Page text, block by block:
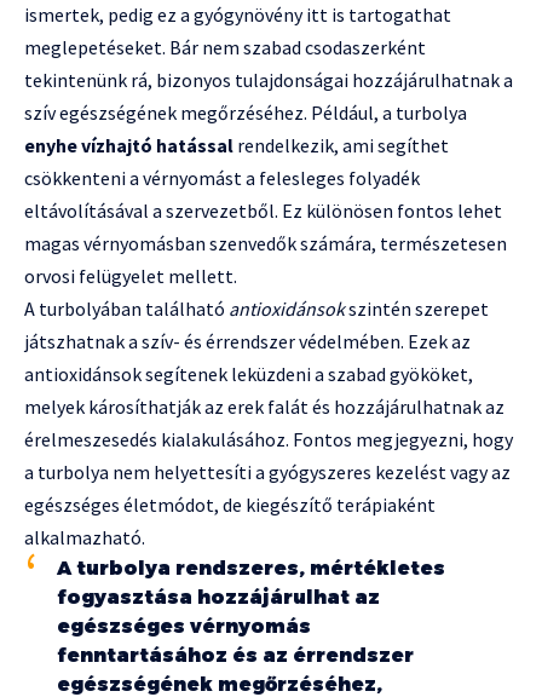
ismertek, pedig ez a gyógynövény itt is tartogathat
meglepetéseket. Bár nem szabad csodaszerként
tekintenünk rá, bizonyos tulajdonságai hozzájárulhatnak a
szív egészségének megőrzéséhez. Például, a turbolya
enyhe vízhajtó hatással rendelkezik, ami segíthet
csökkenteni a vérnyomást a felesleges folyadék
eltávolításával a szervezetből. Ez különösen fontos lehet
magas vérnyomásban szenvedők számára, természetesen
orvosi felügyelet mellett.
A turbolyában található antioxidánsokszintén szerepet
játszhatnak a szív- és érrendszer védelmében. Ezek az
antioxidánsok segítenek leküzdeni a szabad gyököket,
melyek károsíthatják az erek falát és hozzájárulhatnak az
érelmeszesedés kialakulásához. Fontos megjegyezni, hogy
a turbolya nem helyettesíti a gyógyszeres kezelést vagy az
egészséges életmódot, de kiegészítő terápiaként
alkalmazható.
A turbolya rendszeres, mértékletes
fogyasztása hozzájárulhat az
egészséges vérnyomás
fenntartásához és az érrendszer
egészségének megőrzéséhez,